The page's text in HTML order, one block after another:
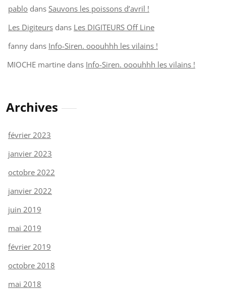
pablo dans Sauvons les poissons d’avril !
Les Digiteurs dans Les DIGITEURS Off Line
fanny dans Info-Siren. ooouhhh les vilains !
MIOCHE martine dans Info-Siren. ooouhhh les vilains !
Archives
février 2023
janvier 2023
octobre 2022
janvier 2022
juin 2019
mai 2019
février 2019
octobre 2018
mai 2018